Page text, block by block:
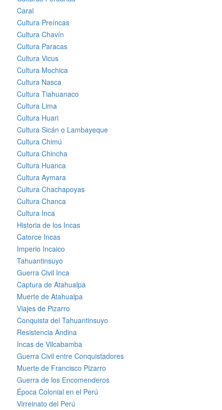
Caral
Cultura Preíncas
Cultura Chavín
Cultura Paracas
Cultura Vicus
Cultura Mochica
Cultura Nasca
Cultura Tiahuanaco
Cultura Lima
Cultura Huari
Cultura Sicán o Lambayeque
Cultura Chimú
Cultura Chincha
Cultura Huanca
Cultura Aymara
Cultura Chachapoyas
Cultura Chanca
Cultura Inca
Historia de los Incas
Catorce Incas
Imperio Incaico
Tahuantinsuyo
Guerra Civil Inca
Captura de Atahualpa
Muerte de Atahualpa
Viajes de Pizarro
Conquista del Tahuantinsuyo
Resistencia Andina
Incas de Vilcabamba
Guerra Civil entre Conquistadores
Muerte de Francisco Pizarro
Guerra de los Encomenderos
Época Colonial en el Perú
Virreinato del Perú